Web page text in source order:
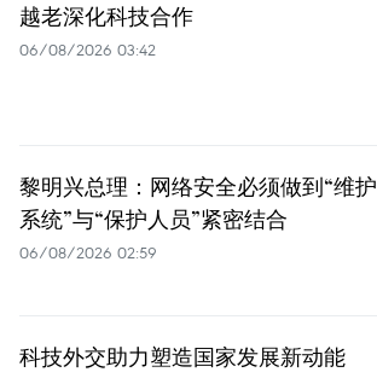
越老深化科技合作
06/08/2026 03:42
黎明兴总理：网络安全必须做到“维护
系统”与“保护人员”紧密结合
06/08/2026 02:59
科技外交助力塑造国家发展新动能